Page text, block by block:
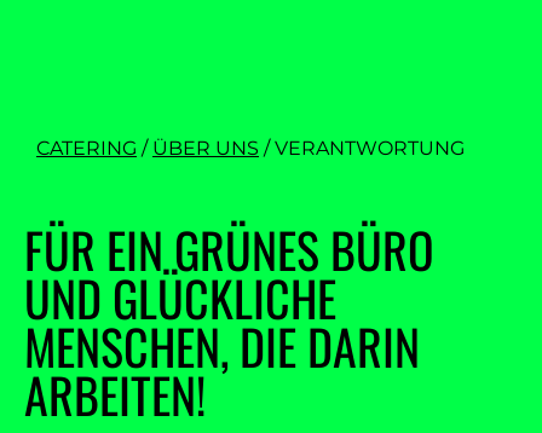
CATERING / ÜBER UNS /VERANTWORTUNG
FÜR EIN GRÜNES BÜRO
UND GLÜCKLICHE
MENSCHEN, DIE DARIN
ARBEITEN!